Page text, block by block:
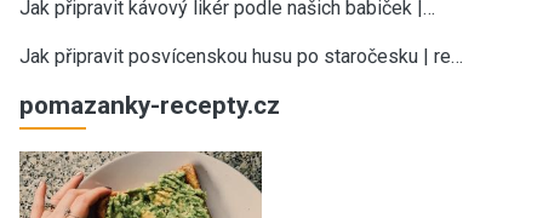
Jak připravit kávový likér podle našich babiček |…
Jak připravit posvícenskou husu po staročesku | re…
pomazanky-recepty.cz